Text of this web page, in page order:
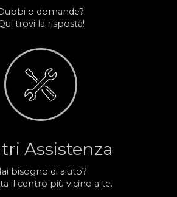
o domande?
trovi la risposta!
Assistenza
bisogno di aiuto?
il centro più vicino a te.